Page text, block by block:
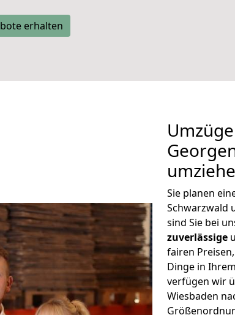
erhalten
Sie planen
Schwarzwald
sind Sie bei
zuverlässige
fairen
Dinge in
verfügen wir
Wiesbaden